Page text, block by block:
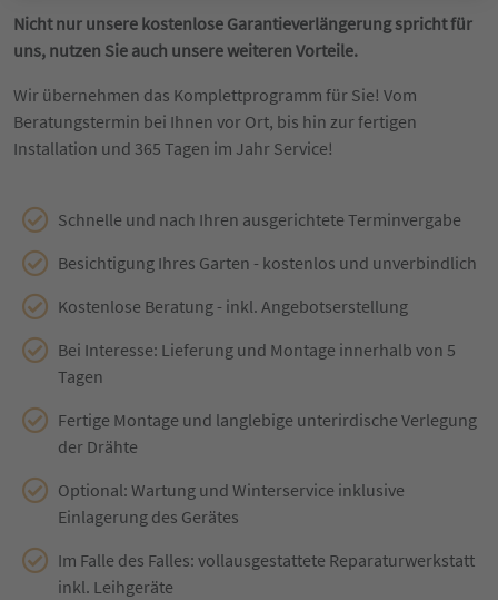
Nicht nur unsere kostenlose Garantieverlängerung spricht für
uns, nutzen Sie auch unsere weiteren Vorteile.
Wir übernehmen das Komplettprogramm für Sie! Vom
Beratungstermin bei Ihnen vor Ort, bis hin zur fertigen
Installation und 365 Tagen im Jahr Service!
Schnelle und nach Ihren ausgerichtete Terminvergabe
Besichtigung Ihres Garten - kostenlos und unverbindlich
Kostenlose Beratung - inkl. Angebotserstellung
Bei Interesse: Lieferung und Montage innerhalb von 5
Tagen
Fertige Montage und langlebige unterirdische Verlegung
der Drähte
Optional: Wartung und Winterservice inklusive
Einlagerung des Gerätes
Im Falle des Falles: vollausgestattete Reparaturwerkstatt
inkl. Leihgeräte